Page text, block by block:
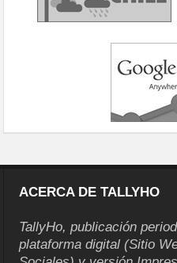
ACERCA DE TALLYHO
TallyHo, publicación
plataforma digital (Sitio